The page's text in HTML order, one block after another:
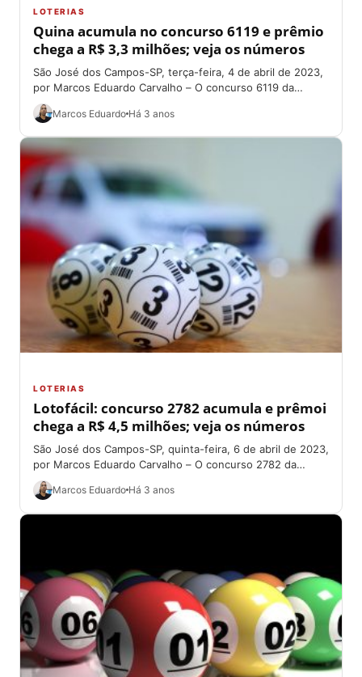
LOTERIAS
Quina acumula no concurso 6119 e prêmio
chega a R$ 3,3 milhões; veja os números
São José dos Campos-SP, terça-feira, 4 de abril de 2023,
por Marcos Eduardo Carvalho – O concurso 6119 da
Quina, na noite...
Marcos Eduardo Há 3 anos
LOTERIAS
Lotofácil: concurso 2782 acumula e prêmoi
chega a R$ 4,5 milhões; veja os números
São José dos Campos-SP, quinta-feira, 6 de abril de 2023,
por Marcos Eduardo Carvalho – O concurso 2782 da
Lotofácil, sorteado na...
Marcos Eduardo Há 3 anos